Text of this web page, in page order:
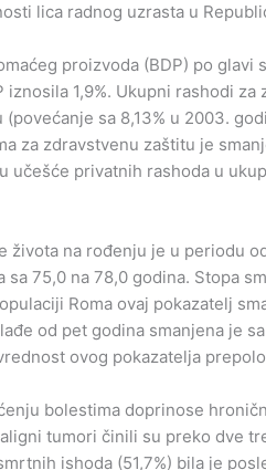
lica radnog uzrasta u
proizvoda (BDP) po glavi
iznosila 1,9%. Ukupni rashodi
sa 8,13% u 2003.
za zdravstvenu zaštitu je
učešće privatnih rashoda u
života na rođenju je u periodu
sa 75,0 na 78,0 godina. Stopa
Roma ovaj pokazatelj
od pet godina smanjena je
ovog pokazatelja
bolestima doprinose
tumori činili su preko dve
ishoda (51,7%) bila je